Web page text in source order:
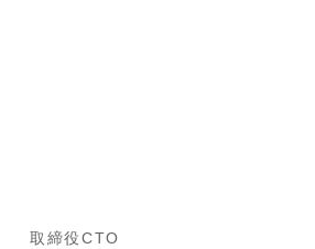
取締役CTO